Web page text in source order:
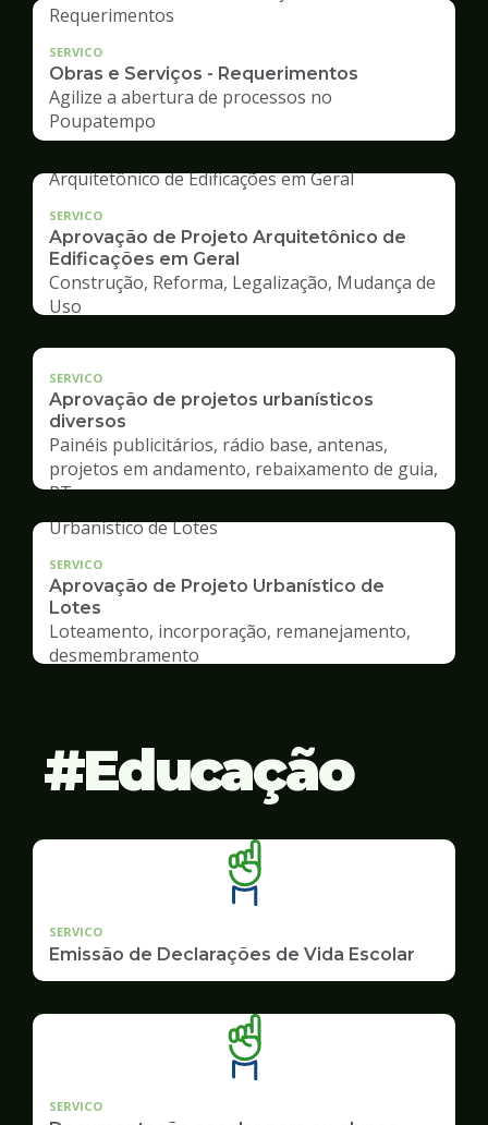
SERVICO
Obras e Serviços - Requerimentos
Agilize a abertura de processos no
Poupatempo
SERVICO
Aprovação de Projeto Arquitetônico de
Edificações em Geral
Construção, Reforma, Legalização, Mudança de
Uso
SERVICO
Aprovação de projetos urbanísticos
diversos
Painéis publicitários, rádio base, antenas,
projetos em andamento, rebaixamento de guia,
RT
SERVICO
Aprovação de Projeto Urbanístico de
Lotes
Loteamento, incorporação, remanejamento,
desmembramento
Educação
SERVICO
Emissão de Declarações de Vida Escolar
SERVICO